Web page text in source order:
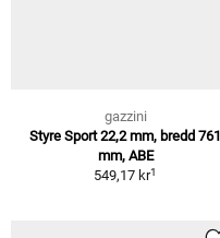
gazzini
Styre Sport 22,2 mm, bredd 761
mm, ABE
549,17 kr1